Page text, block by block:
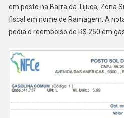
em posto na Barra da Tijuca, Zona
fiscal em nome de Ramagem. A
pedia o reembolso de R$ 250 em